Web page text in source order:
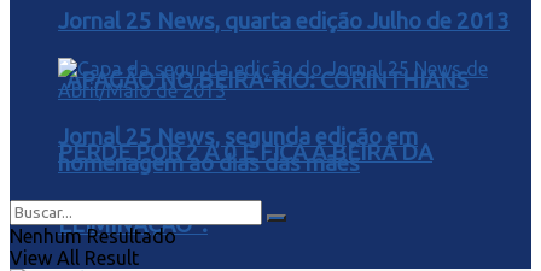
“APAGÃO NO BEIRA-RIO: CORINTHIANS
PERDE POR 2 A 0 E FICA À BEIRA DA
ELIMINAÇÃO”.
Jornal 25 News, quarta edição Julho de 2013
Jornal 25 News, segunda edição em
homenagem ao dias das mães
Nenhum Resultado
View All Result